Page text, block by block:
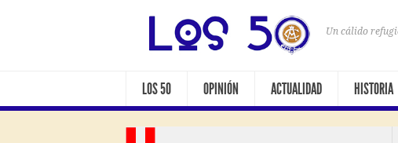
Un cálido
LOS 50 OPINIÓN ACTUALIDAD HISTORIA